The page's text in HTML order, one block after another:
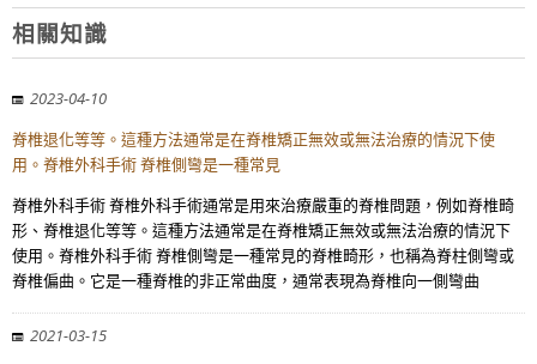
相關知識
2023-04-10
脊椎退化等等。這種方法通常是在脊椎矯正無效或無法治療的情況下使
用。脊椎外科手術 脊椎側彎是一種常見
脊椎外科手術 脊椎外科手術通常是用來治療嚴重的脊椎問題，例如脊椎畸
形、脊椎退化等等。這種方法通常是在脊椎矯正無效或無法治療的情況下
使用。脊椎外科手術 脊椎側彎是一種常見的脊椎畸形，也稱為脊柱側彎或
脊椎偏曲。它是一種脊椎的非正常曲度，通常表現為脊椎向一側彎曲
2021-03-15